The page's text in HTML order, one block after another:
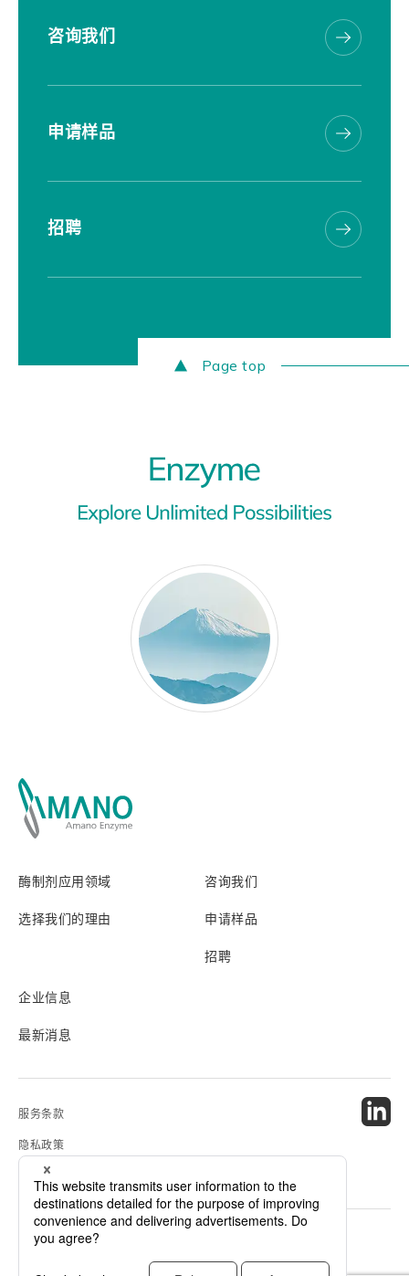
咨询我们
申请样品
招聘
Page top
酶制剂应用领域
选择我们的理由
企业信息
最新消息
咨询我们
申请样品
招聘
服务条款
隐私政策
网站地图
© 2024 Amano Enzyme Inc. All Rights Reserved.